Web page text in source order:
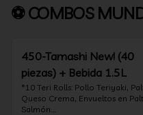
⚽ COMBOS
450-Tamashi New! (40
piezas) + Bebida 1.5L
*10 Teri Rolls: Pollo Teriyaki,
Queso Crema, Envueltos en
Salmón.